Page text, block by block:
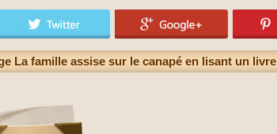
La famille assise sur le canapé en lisant un livre